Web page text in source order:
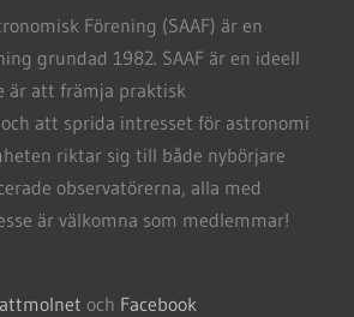
Förening (SAAF) är en
grundad 1982. SAAF är en ideell
är att främja praktisk
att sprida intresset för astronomi
riktar sig till både nybörjare
observatörerna, alla med
är välkomna som medlemmar!
och Facebook